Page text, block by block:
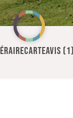
CARTEAVIS (1)